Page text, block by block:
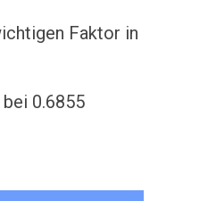
Faktor in
0.6855